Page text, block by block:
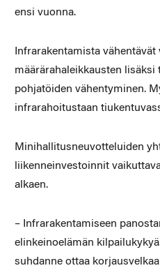
ensi vuonna.
Infrarakentamista
määrärahaleikkausten lisäksi
pohjatöiden vähentyminen.
infrarahoitustaan
Minihallitusneuvotteluiden
liikenneinvestoinnit
alkaen.
– Infrarakentamiseen
elinkeinoelämän
suhdanne ottaa